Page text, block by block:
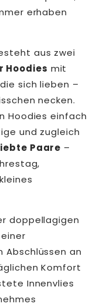
erhaben
aus zwei
Hoodies mit
sich lieben –
necken.
Hoodies einfach
und zugleich
Paare –
doppellagigen
Abschlüssen an
Komfort
Innenvlies